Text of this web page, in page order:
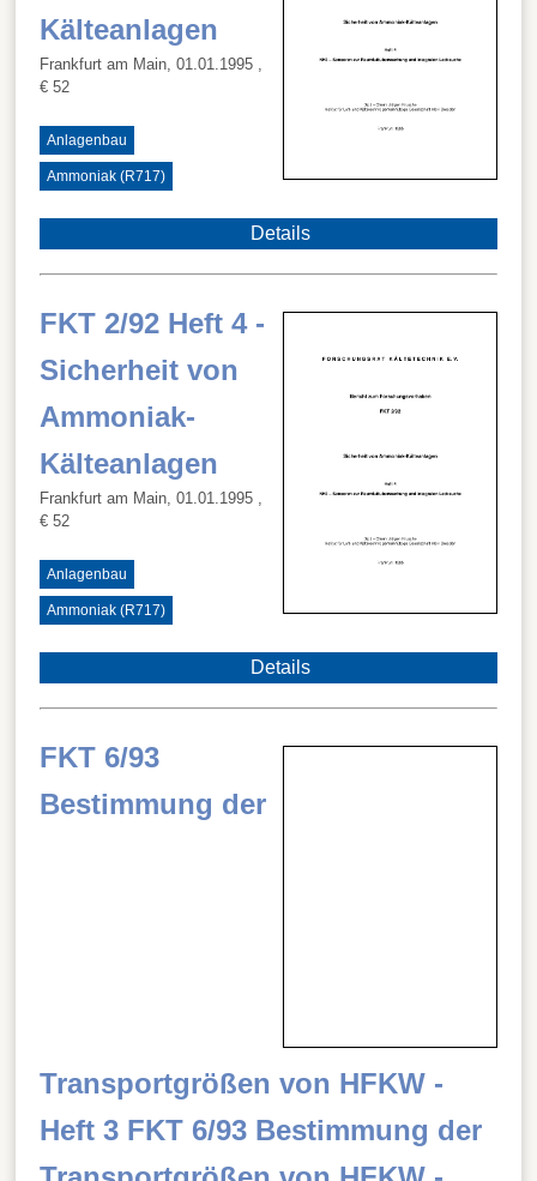
Kälteanlagen
Frankfurt am Main, 01.01.1995 ,
€ 52
Anlagenbau
Ammoniak (R717)
Details
FKT 2/92 Heft 4 -
Sicherheit von
Ammoniak-
Kälteanlagen
Frankfurt am Main, 01.01.1995 ,
€ 52
Anlagenbau
Ammoniak (R717)
Details
FKT 6/93
Bestimmung der
Transportgrößen von HFKW -
Heft 3 FKT 6/93 Bestimmung der